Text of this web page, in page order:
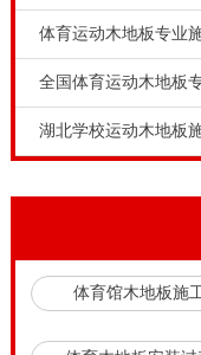
置防潮膜和通风孔
化规律以及木材的
率稳定以满足当地
化。
欧氏运动木地板工
地面应当配置通风
气进行循环流动，
体育运动木地板专业
全国体育运动木地板
湖北学校运动木地板
体育馆木地板施